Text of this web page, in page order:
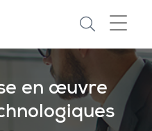
en œuvre